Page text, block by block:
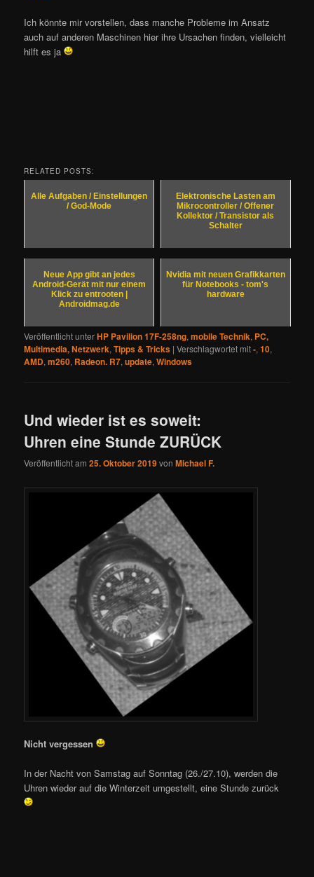
Ich könnte mir vorstellen, dass manche Probleme im Ansatz
auch auf anderen Maschinen hier ihre Ursachen finden, vielleicht
hilft es ja
RELATED POSTS:
Alle Aufgaben / Einstellungen
/ God-Mode
Elektronische Lasten am
Mikrocontroller / Offener
Kollektor / Transistor als
Schalter
Neue App gibt an jedes
Android-Gerät mit nur einem
Klick zu entrooten |
Androidmag.de
Nvidia mit neuen Grafikkarten
für Notebooks - tom's
hardware
Veröffentlicht unterHP Pavilion 17F-258ng,mobile Technik, PC,
Multimedia, Netzwerk,Tipps & Tricks |Verschlagwortet mit-,10,
AMD,m260, Radeon. R7,update,Windows
Und wieder ist es soweit:
Uhren eine Stunde ZURÜCK
Veröffentlicht am25. Oktober 2019vonMichael F.
Nicht vergessen
In der Nacht von Samstag auf Sonntag (26./27.10), werden die
Uhren wieder auf die Winterzeit umgestellt, eine Stunde zurück